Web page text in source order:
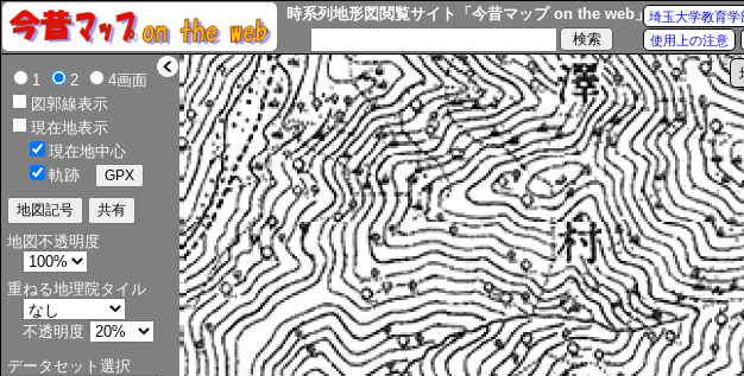
> 時系列地形図閲覧サイト「今昔マップ on the web」埼玉大学教育
使用上の注意
1 2
4画面
図郭線表示
現在地表示
現在地中心
軌跡
地図不透明度
重ねる地理院タイル
不透明度
データセット選択